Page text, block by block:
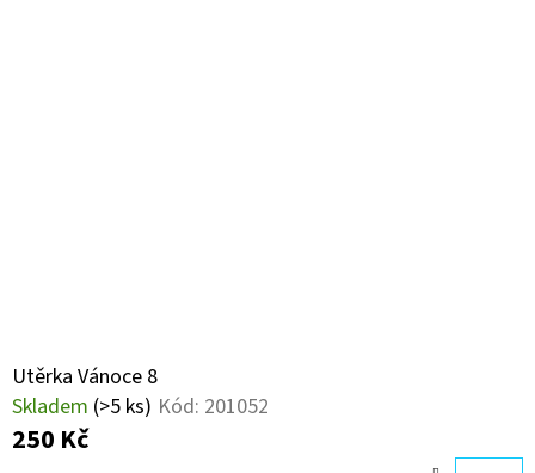
Utěrka Vánoce 8
Skladem (>5 ks) Kód: 201052
250 Kč